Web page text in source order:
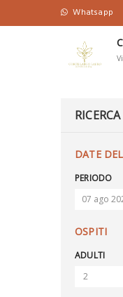
Whatsapp
RICERCA
DATE
PERIODO
OSPITI
ADULTI
2